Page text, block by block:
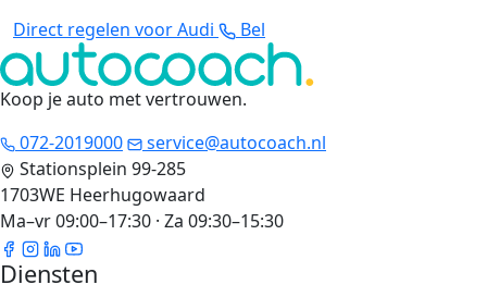
Direct regelen voor Audi
Bel
Koop je auto met vertrouwen.
072-2019000
service@autocoach.nl
Stationsplein 99-285
1703WE Heerhugowaard
Ma–vr 09:00–17:30 · Za 09:30–15:30
Diensten